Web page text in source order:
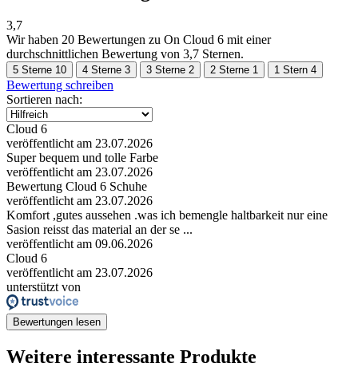
3,7
Wir haben 20 Bewertungen zu On Cloud 6 mit einer
durchschnittlichen Bewertung von 3,7 Sternen.
5 Sterne 10 4 Sterne 3 3 Sterne 2 2 Sterne 1 1 Stern 4
Bewertung schreiben
Sortieren nach:
Cloud 6
veröffentlicht am 23.07.2026
Super bequem und tolle Farbe
veröffentlicht am 23.07.2026
Bewertung Cloud 6 Schuhe
veröffentlicht am 23.07.2026
Komfort ,gutes aussehen .was ich bemengle haltbarkeit nur eine
Sasion reisst das material an der se ...
veröffentlicht am 09.06.2026
Cloud 6
veröffentlicht am 23.07.2026
unterstützt von
Bewertungen lesen
Weitere interessante Produkte